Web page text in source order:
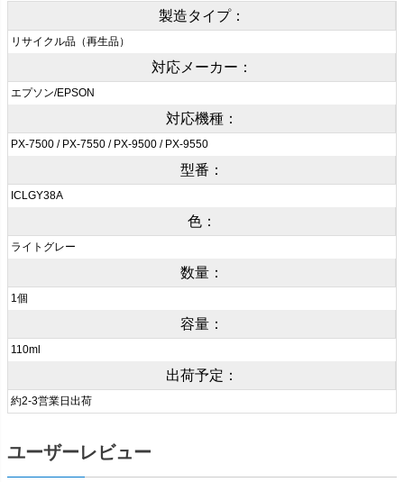
製造タイプ：
リサイクル品（再生品）
対応メーカー：
エプソン/EPSON
対応機種：
PX-7500 / PX-7550 / PX-9500 / PX-9550
型番：
ICLGY38A
色：
ライトグレー
数量：
1個
容量：
110ml
出荷予定：
約2-3営業日出荷
ユーザーレビュー